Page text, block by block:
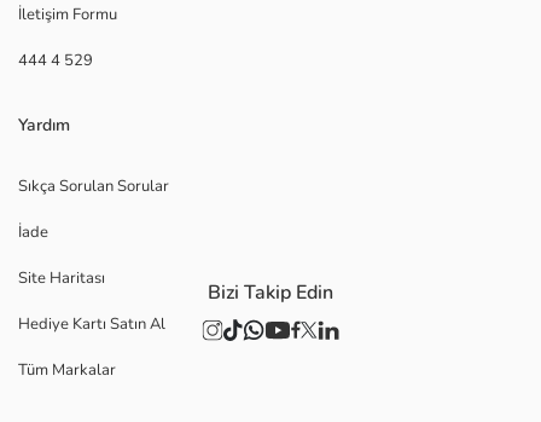
İletişim Formu
444 4 529
Yardım
Sıkça Sorulan Sorular
İade
Site Haritası
Hediye Kartı Satın Al
Tüm Markalar
Bizi Takip Edin